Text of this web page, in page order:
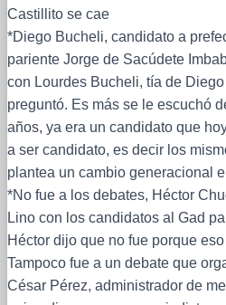
Castillito se cae
*Diego Bucheli, candidato a
pariente Jorge de Sacúdete
con Lourdes Bucheli, tía de
preguntó. Es más se le escuchó
años, ya era un candidato que
a ser candidato, es decir los
plantea un cambio generacional
*No fue a los debates, Héctor
Lino con los candidatos al Gad
Héctor dijo que no fue porque
Tampoco fue a un debate que
César Pérez, administrador de